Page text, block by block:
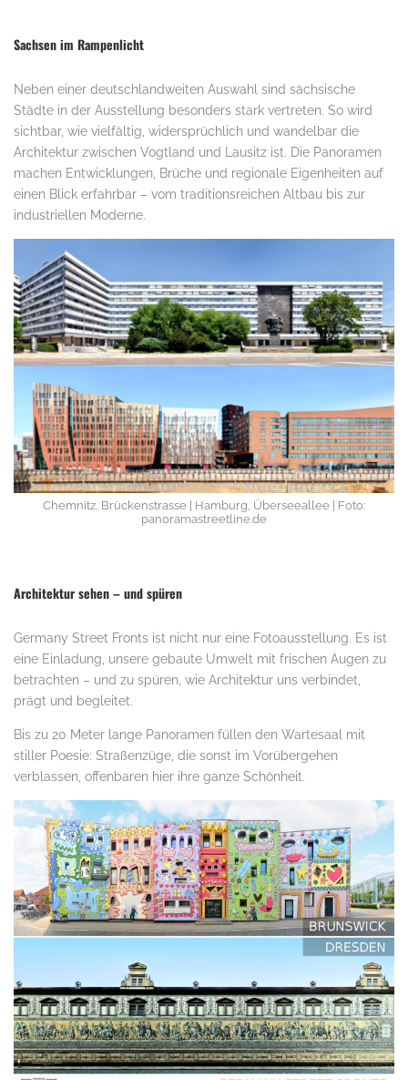
Sachsen im Rampenlicht
Neben einer deutschlandweiten Auswahl sind sächsische
Städte in der Ausstellung besonders stark vertreten. So wird
sichtbar, wie vielfältig, widersprüchlich und wandelbar die
Architektur zwischen Vogtland und Lausitz ist. Die Panoramen
machen Entwicklungen, Brüche und regionale Eigenheiten auf
einen Blick erfahrbar – vom traditionsreichen Altbau bis zur
industriellen Moderne.
Chemnitz, Brückenstrasse | Hamburg, Überseeallee | Foto:
panoramastreetline.de
Architektur sehen – und spüren
Germany Street Fronts ist nicht nur eine Fotoausstellung. Es ist
eine Einladung, unsere gebaute Umwelt mit frischen Augen zu
betrachten – und zu spüren, wie Architektur uns verbindet,
prägt und begleitet.
Bis zu 20 Meter lange Panoramen füllen den Wartesaal mit
stiller Poesie: Straßenzüge, die sonst im Vorübergehen
verblassen, offenbaren hier ihre ganze Schönheit.